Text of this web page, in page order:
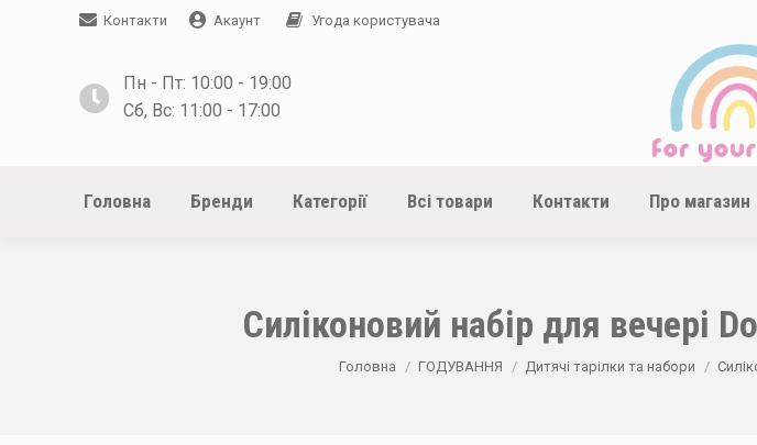
Контакти Акаунт Угода користувача
Пн - Пт: 10:00 - 19:00
Сб, Вс: 11:00 - 17:00
Головна Бренди Категорії Всі товари Контакти Про магазин
Силіконовий набір для вечері
You are here:
Головна ГОДУВАННЯ Дитячі тарілки та набори